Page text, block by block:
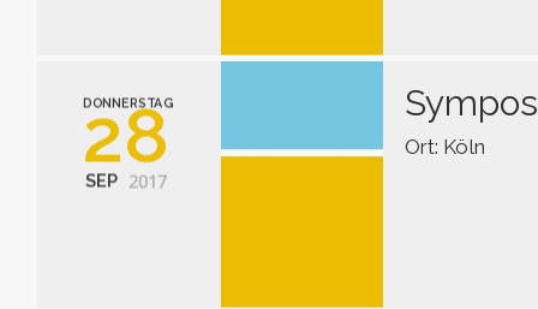
DONNERSTAG
28
SEP 2017
Ort: Köln